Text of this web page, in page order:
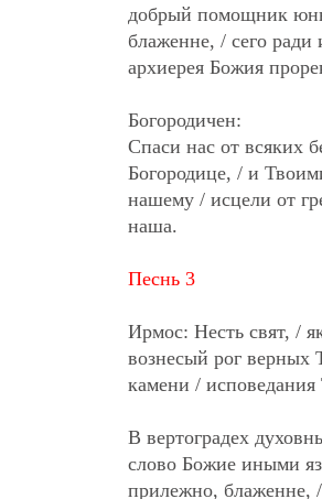
добрый помощник
блаженне, / сего
архиерея Божия
Богородичен:
Спаси нас от всяких
Богородице, / и
нашему / исцели от
наша.
Песнь 3
Ирмос: Несть свят, /
вознесый рог верных
камени / исповедания
В вертоградех
слово Божие иными
прилежно, блаженне,